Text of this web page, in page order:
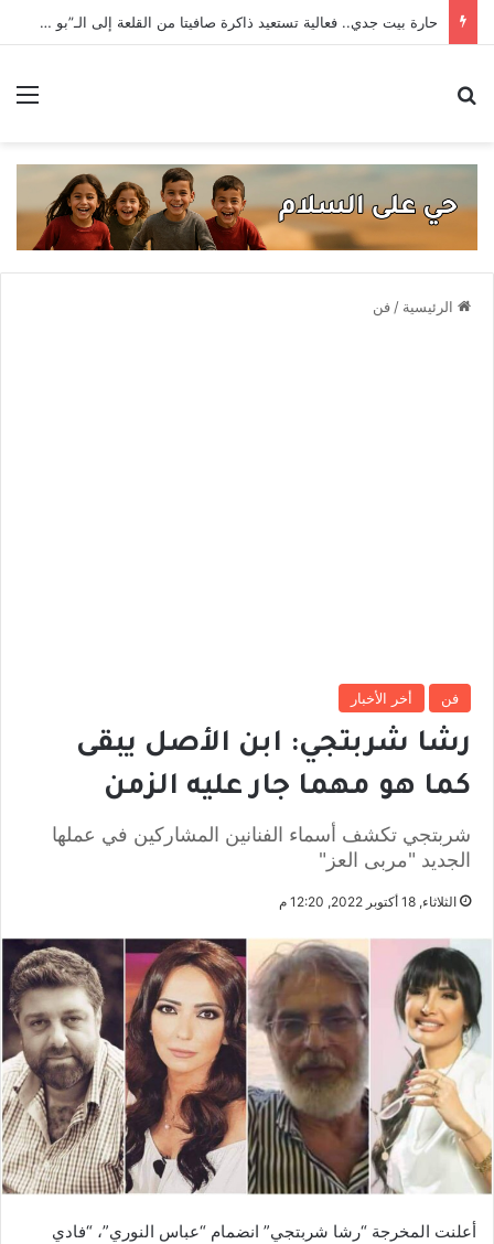
حارة بيت جدي.. فعالية تستعيد ذاكرة صافيتا من القلعة إلى الـ”بو آمون”
الرئيسية / فن
فن أخر الأخبار
رشا شربتجي: ابن الأصل يبقى
كما هو مهما جار عليه الزمن
شربتجي تكشف أسماء الفنانين المشاركين في عملها
الجديد "مربى العز"
الثلاثاء, 18 أكتوبر 2022, 12:20 م
أعلنت المخرجة “رشا شربتجي” انضمام “عباس النوري”، “فادي